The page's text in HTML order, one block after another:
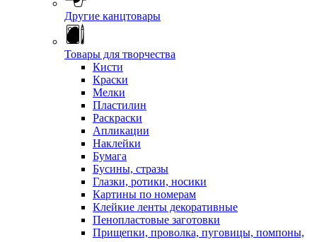
Другие канцтовары
Товары для творчества
Кисти
Краски
Мелки
Пластилин
Раскраски
Апликации
Наклейки
Бумага
Бусины, стразы
Глазки, ротики, носики
Картины по номерам
Клейкие ленты декоративные
Пенопластовые заготовки
Прищепки, проволка, пуговицы, помпоны,